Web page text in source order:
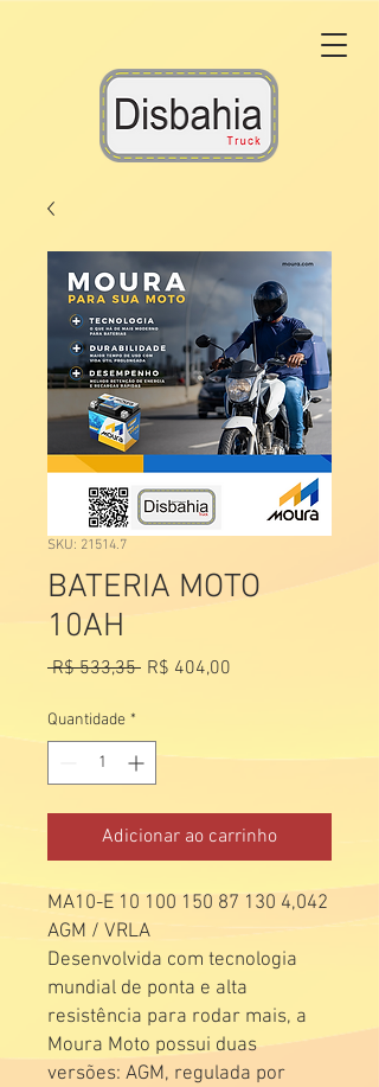
SKU: 21514.7
BATERIA MOTO
10AH
R$ 533,35 Preço
R$ 404,00
Quantidade *
Adicionar ao carrinho
MA10-E 10 100 150 87 130 4,042
AGM / VRLA
Desenvolvida com tecnologia
mundial de ponta e alta
resistência para rodar mais, a
Moura Moto possui duas
versões: AGM, regulada por